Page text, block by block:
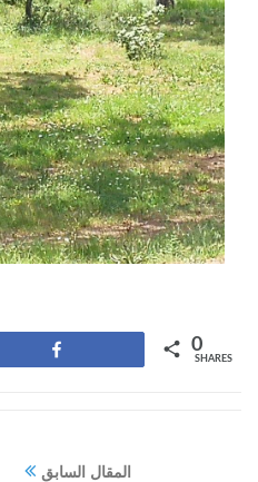
SHARES
المقال السابق